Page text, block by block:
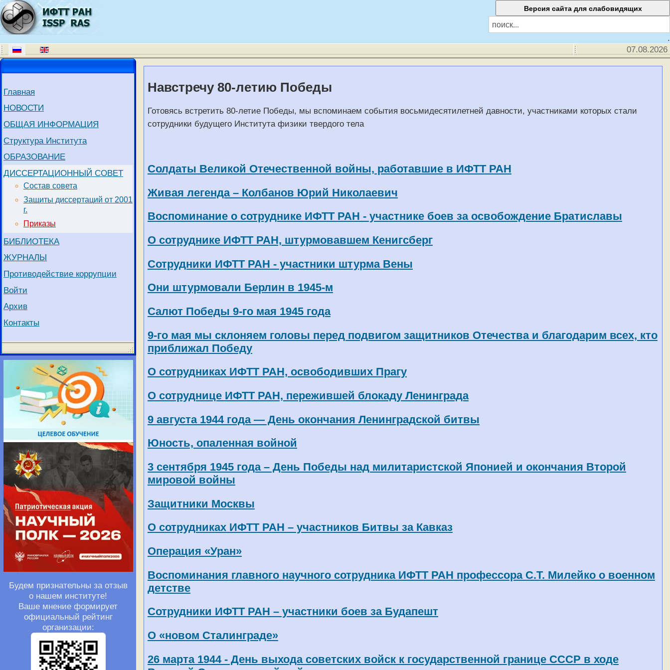
.
07.08.2026
Главная
НОВОСТИ
ОБЩАЯ ИНФОРМАЦИЯ
Структура Института
ОБРАЗОВАНИЕ
ДИССЕРТАЦИОННЫЙ СОВЕТ
Состав совета
Защиты диссертаций от 2001
г.
Приказы
БИБЛИОТЕКА
ЖУРНАЛЫ
Противодействие коррупции
Войти
Архив
Контакты
Будем признательны за отзыв
о нашем институте!
Ваше мнение формирует
официальный рейтинг
организации:
Навстречу 80-летию Победы
Готовясь встретить 80-летие Победы, мы вспоминаем события восьмидесятилетней давности, участниками которых стали
сотрудники будущего Института физики твердого тела
Солдаты Великой Отечественной войны, работавшие в ИФТТ РАН
Живая легенда – Колбанов Юрий Николаевич
Воспоминание о сотруднике ИФТТ РАН - участнике боев за освобождение Братиславы
О сотруднике ИФТТ РАН, штурмовавшем Кенигсберг
Сотрудники ИФТТ РАН - участники штурма Вены
Они штурмовали Берлин в 1945-м
Салют Победы 9-го мая 1945 года
9-го мая мы склоняем головы перед подвигом защитников Отечества и благодарим всех, кто
приближал Победу
О сотрудниках ИФТТ РАН, освободивших Прагу
О сотруднице ИФТТ РАН, пережившей блокаду Ленинграда
9 августа 1944 года — День окончания Ленинградской битвы
Юность, опаленная войной
3 сентября 1945 года – День Победы над милитаристской Японией и окончания Второй
мировой войны
Защитники Москвы
О сотрудниках ИФТТ РАН – участников Битвы за Кавказ
Операция «Уран»
Воспоминания главного научного сотрудника ИФТТ РАН профессора С.Т. Милейко о военном
детстве
Сотрудники ИФТТ РАН – участники боев за Будапешт
О «новом Сталинграде»
26 марта 1944 - День выхода советских войск к государственной границе СССР в ходе